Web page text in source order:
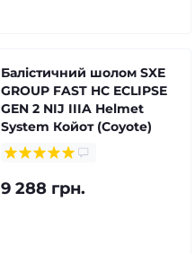
Балістичний шолом SXE
GROUP FAST HC ECLIPSE
GEN 2 NIJ IIIA Helmet
System Койот (Coyote)
9 288 грн.